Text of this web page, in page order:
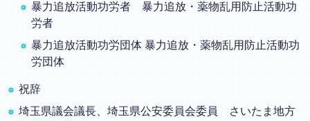
暴力追放活動功労者 暴力追放・薬物乱用防止活動功
労者
暴力追放活動功労団体 暴力追放・薬物乱用防止活動功
労団体
祝辞
埼玉県議会議長、埼玉県公安委員会委員 さいたま地方